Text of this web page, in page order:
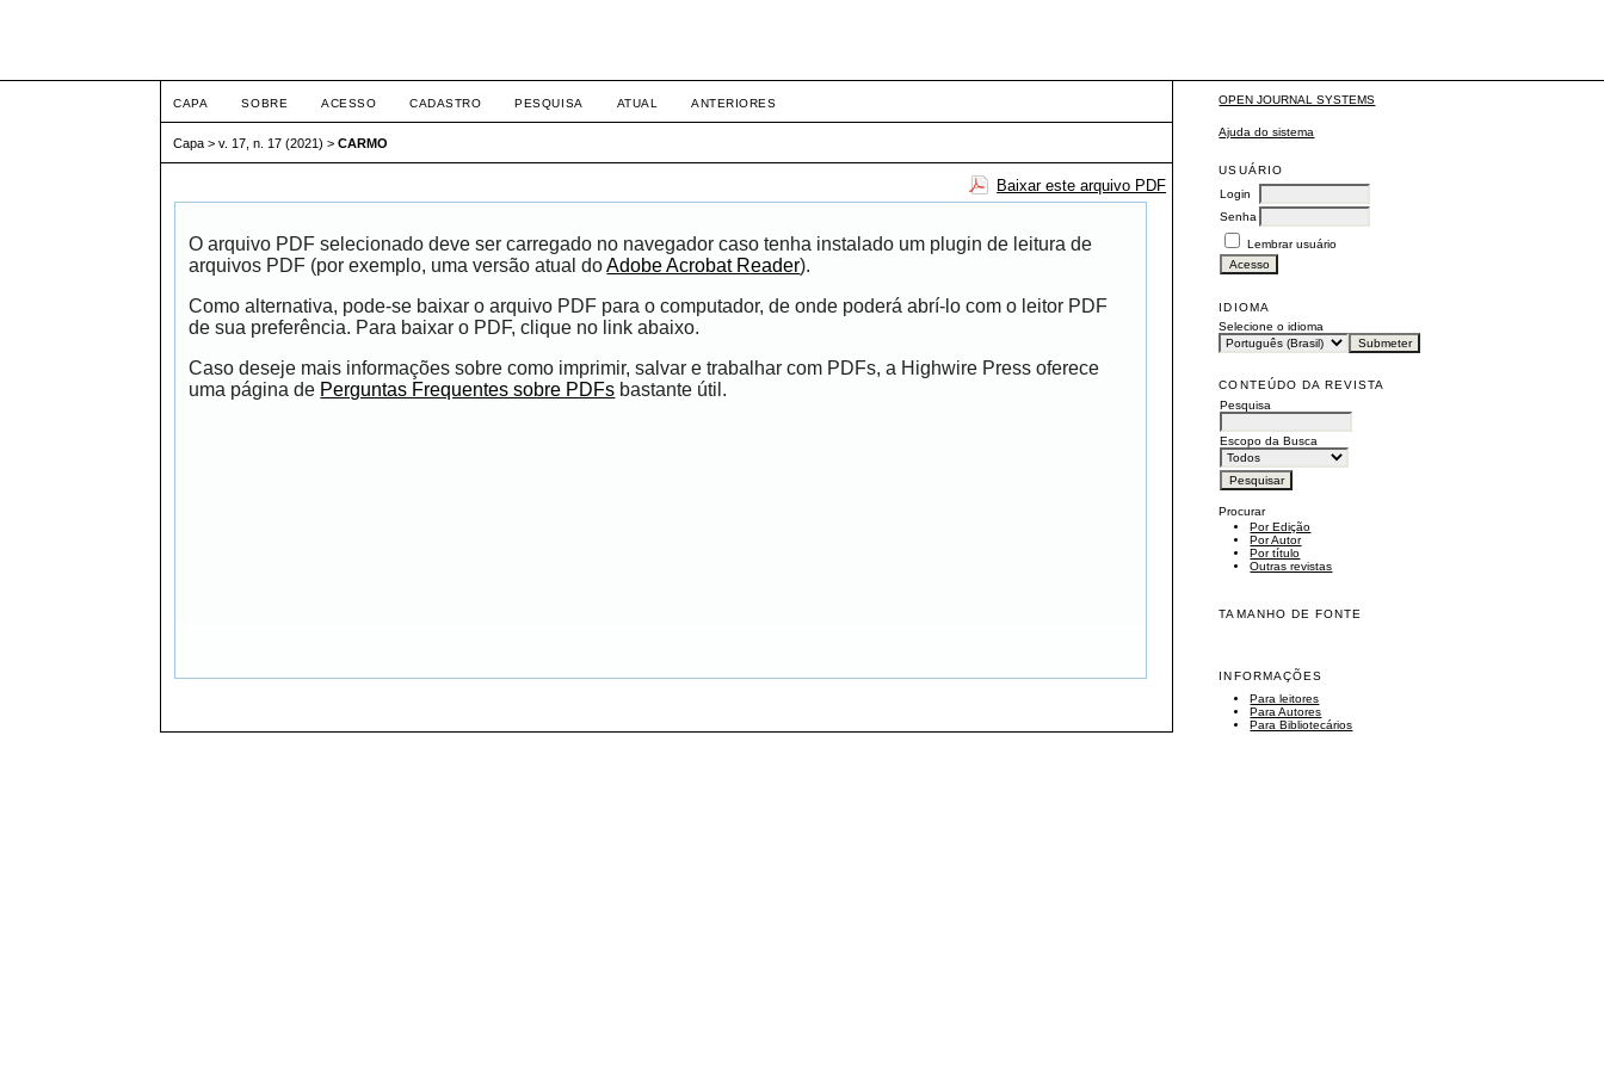
OPEN JOURNAL SYSTEMS
Ajuda do sistema
USUÁRIO
Login
Senha
Lembrar usuário
IDIOMA
Selecione o idioma
CONTEÚDO DA REVISTA
Pesquisa
Escopo da Busca
Procurar
Por Edição
Por Autor
Por título
Outras revistas
TAMANHO DE FONTE
INFORMAÇÕES
Para leitores
Para Autores
Para Bibliotecários
CAPA SOBRE ACESSO CADASTRO PESQUISA ATUAL ANTERIORES
Capa >v. 17, n. 17 (2021) >CARMO
Baixar este arquivo PDF
O arquivo PDF selecionado deve ser carregado no navegador caso tenha instalado um plugin de leitura de
arquivos PDF (por exemplo, uma versão atual doAdobe Acrobat Reader).
Como alternativa, pode-se baixar o arquivo PDF para o computador, de onde poderá abrí-lo com o leitor PDF
de sua preferência. Para baixar o PDF, clique no link abaixo.
Caso deseje mais informações sobre como imprimir, salvar e trabalhar com PDFs, a Highwire Press oferece
uma página de Perguntas Frequentes sobre PDFs bastante útil.